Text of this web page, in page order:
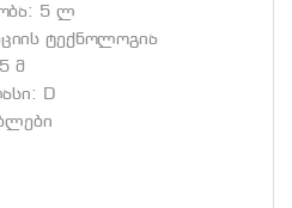
5 ლ
ტექნოლოგია
მ
D